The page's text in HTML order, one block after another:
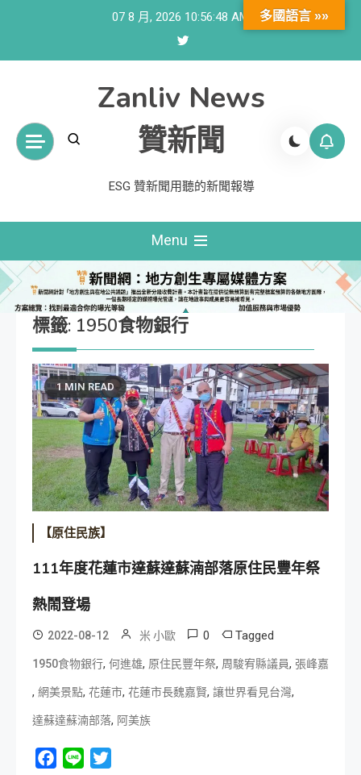
07 8 月, 2026 10:56:48 AM
Zanliv News
贊新聞
ESG 贊新聞用聽的新聞報導
Menu
標籤: 1950食物銀行
1 MIN READ
【原住民族】
111年度花蓮市達蘇達蘇湳部落原住民豐年祭
熱鬧登場
2022-08-12 米 小歐 0 Tagged
1950食物銀行, 何進雄, 原住民豐年祭, 周駿宥縣議員, 張峰嘉
, 網美景點, 花蓮市, 花蓮市長魏嘉賢, 讓世界看見台灣,
達蘇達蘇湳部落, 阿美族
Facebook
Line
多國語言 »»